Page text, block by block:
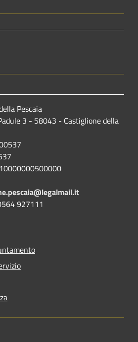
Pescaia
3 - 58043 - Castiglione della
927111